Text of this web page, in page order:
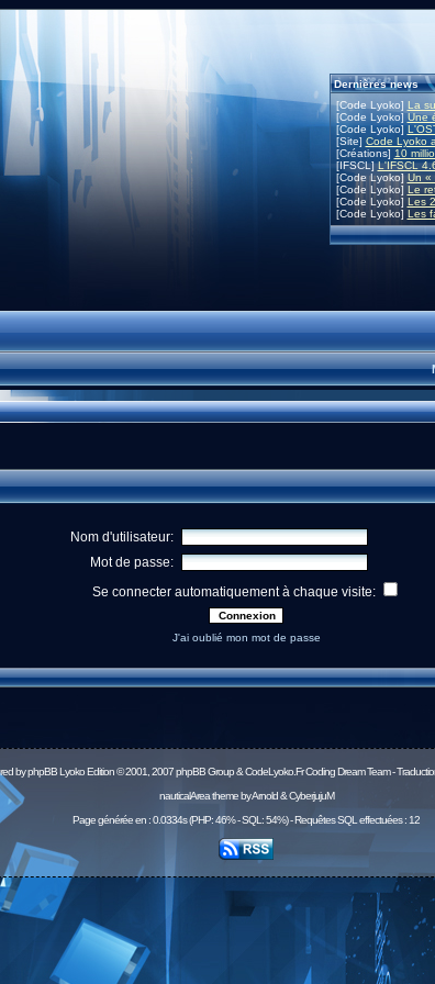
Dernières news
[Code Lyoko] La
[Code Lyoko]Une
[Code Lyoko]
[Site] Code Lyoko
[Créations] 10
[IFSCL]L'IFSCL
[Code Lyoko] Un «
[Code Lyoko] Le
[Code Lyoko] Les
[Code Lyoko] Les
Nom d'utilisateur:
Mot de passe:
Se connecter automatiquement à chaque visite:
J'ai oublié mon mot de passe
byphpBBLyoko Edition © 2001, 2007 phpBB Group & CodeLyoko.Fr Coding Dream Team -
nauticalArea theme by Arnold & CyberjujuM
Page générée en : 0.0334s (PHP: 46% - SQL: 54%) - Requêtes SQL effectuées : 12